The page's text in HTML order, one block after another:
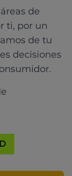
de
ti, por un
de tu
decisiones